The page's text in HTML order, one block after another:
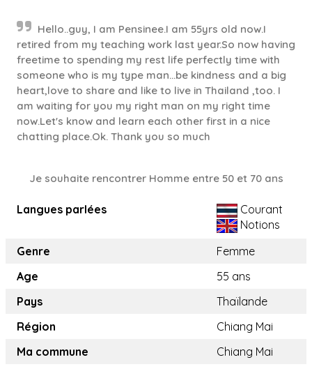
Hello..guy, I am Pensinee.I am 55yrs old now.I
retired from my teaching work last year.So now having
freetime to spending my rest life perfectly time with
someone who is my type man...be kindness and a big
heart,love to share and like to live in Thailand ,too. I
am waiting for you my right man on my right time
now.Let's know and learn each other first in a nice
chatting place.Ok. Thank you so much
Je souhaite rencontrer Homme entre 50 et 70 ans
Langues parlées
Courant
Notions
Genre
Femme
Age
55 ans
Pays
Thaïlande
Région
Chiang Mai
Ma commune
Chiang Mai